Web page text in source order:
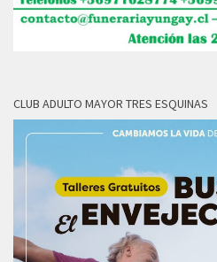
CLUB ADULTO MAYOR TRES ESQUINAS